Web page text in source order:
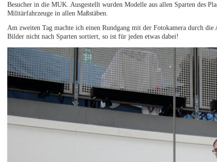
Besucher in die MUK. Ausgestellt wurden Modelle aus allen Sparten des
Militärfahrzeuge in allen Maßstäben.
Am zweiten Tag machte ich einen Rundgang mit der Fotokamera durch
Bilder nicht nach Sparten sortiert, so ist für jeden etwas dabei!